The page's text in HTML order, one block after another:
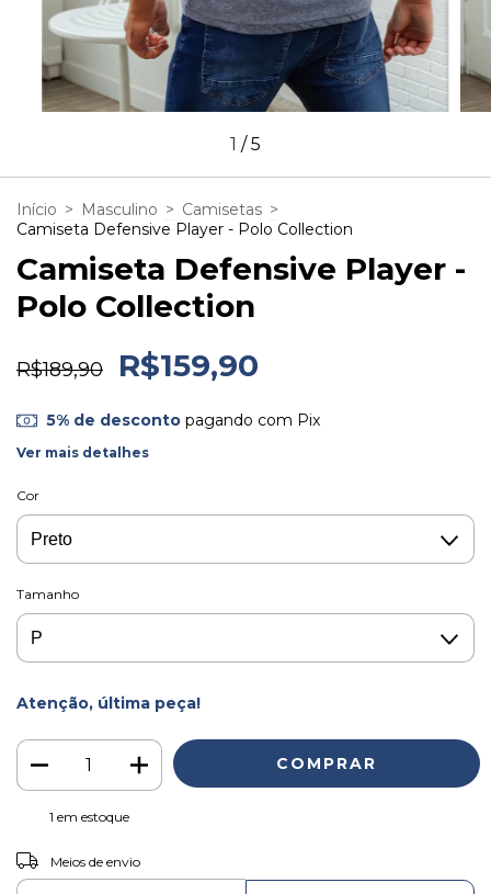
1 /5
Início > Masculino > Camisetas >
Camiseta Defensive Player - Polo Collection
Camiseta Defensive Player -
Polo Collection
R$189,90 R$159,90
5% de descontopagando com Pix
Ver mais detalhes
Cor
Tamanho
Atenção, última peça!
1 em estoque
Entregas para o CEP:
Meios de envio